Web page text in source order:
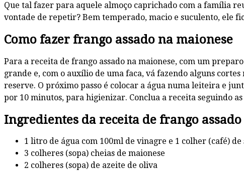
Que tal fazer para aquele almoço caprichado com a família
vontade de repetir? Bem temperado, macio e suculento, ele
Como fazer frango assado na maionese
Para a receita de frango assado na maionese, com um
grande e, com o auxílio de uma faca, vá fazendo alguns
reserve. O próximo passo é colocar a água numa leiteira e
por 10 minutos, para higienizar. Conclua a receita seguindo
Ingredientes da receita de frango
1 litro de água com 100ml de vinagre e 1 colher (café)
3 colheres (sopa) cheias de maionese
2 colheres (sopa) de azeite de oliva